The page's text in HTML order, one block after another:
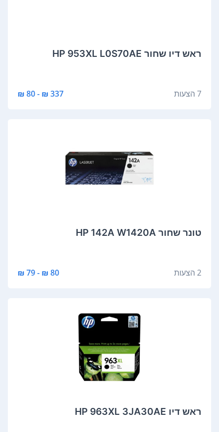
‏ראש דיו ‏שחור HP 953XL L0S70AE
7 הצעות 337 ₪ - 80 ₪
‏טונר ‏שחור HP 142A W1420A
2 הצעות 80 ₪ - 79 ₪
‏ראש דיו HP 963XL 3JA30AE